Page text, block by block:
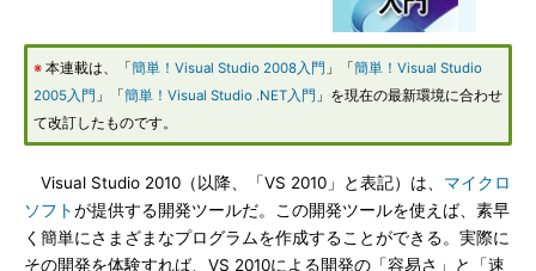
※ 本連載は、「 簡単！Visual Studio 2008入門 」「 簡単！Visual Studio
2005入門 」「 簡単！Visual Studio .NET入門 」を現在の最新環境に合わせ
て改訂したものです。
Visual Studio 2010（以降、「VS 2010」と表記）は、 マイクロ
ソフトが提供する開発ツールだ。この開発ツールを使えば、素早
く簡単にさまざまなプログラムを作成することができる。実際に
その開発を体験すれば、VS 2010による開発の「容易さ」と「速